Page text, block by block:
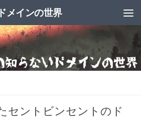
メインの世界
セントビンセントのド